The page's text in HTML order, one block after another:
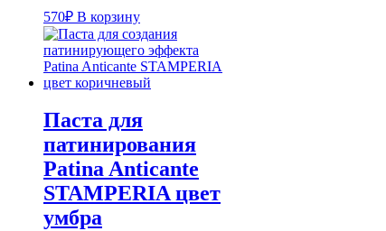
570₽ В корзину
Паста для
патинирования
Patina Anticante
STAMPERIA цвет
умбра